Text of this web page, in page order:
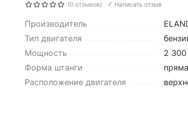
(0 отзывов) Написать отзыв
Производитель
Тип двигателя
Мощность
2 300
Форма штанги
Расположение двигателя